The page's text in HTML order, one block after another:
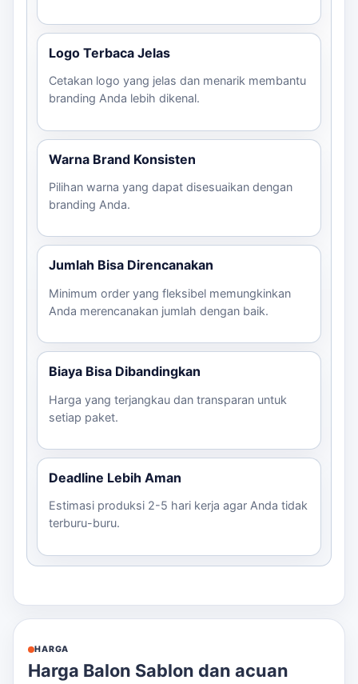
Logo Terbaca Jelas
Cetakan logo yang jelas dan menarik membantu
branding Anda lebih dikenal.
Warna Brand Konsisten
Pilihan warna yang dapat disesuaikan dengan
branding Anda.
Jumlah Bisa Direncanakan
Minimum order yang fleksibel memungkinkan
Anda merencanakan jumlah dengan baik.
Biaya Bisa Dibandingkan
Harga yang terjangkau dan transparan untuk
setiap paket.
Deadline Lebih Aman
Estimasi produksi 2-5 hari kerja agar Anda tidak
terburu-buru.
HARGA
Harga Balon Sablon dan acuan